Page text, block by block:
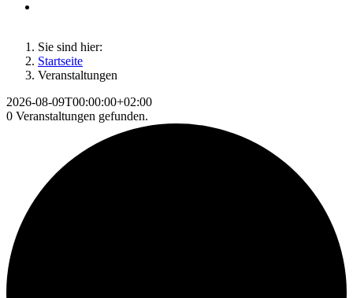
Sie sind hier:
Startseite
Veranstaltungen
2026-08-09T00:00:00+02:00
0 Veranstaltungen gefunden.